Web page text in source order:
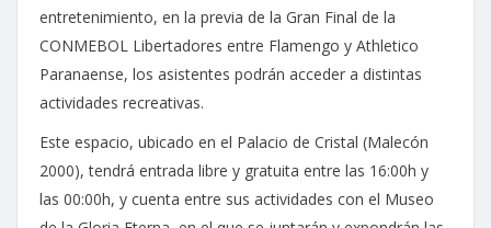
entretenimiento, en la previa de la Gran Final de la
CONMEBOL Libertadores entre Flamengo y Athletico
Paranaense, los asistentes podrán acceder a distintas
actividades recreativas.
Este espacio, ubicado en el Palacio de Cristal (Malecón
2000), tendrá entrada libre y gratuita entre las 16:00h y
las 00:00h, y cuenta entre sus actividades con el Museo